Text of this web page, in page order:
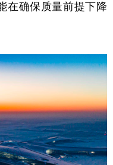
在确保质量前提下降